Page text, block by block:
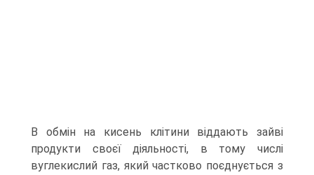
В обмін на кисень клітини віддають зайві
продукти своєї діяльності, в тому числі
вуглекислий газ, який частково поєднується з